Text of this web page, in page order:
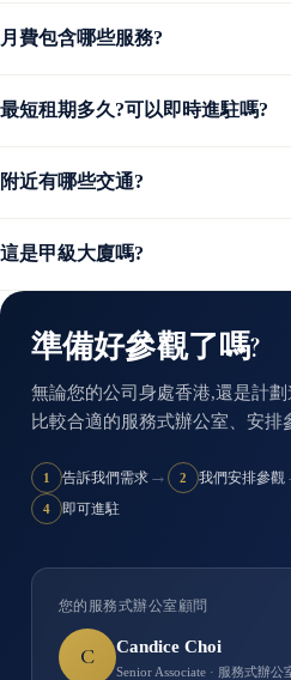
月費包含哪些服務?
最短租期多久?可以即時進駐嗎?
附近有哪些交通?
這是甲級大廈嗎?
準備好參觀了嗎?
無論您的公司身處香港,還是計
比較合適的服務式辦公室、安排
1 告訴我們需求 → 2 我們安排參觀
4 即可進駐
您的服務式辦公室顧問
C Candice Choi
Senior Associate · 服務式辦公